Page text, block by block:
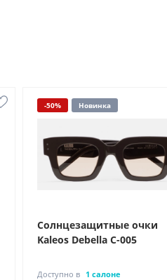
-50% Новинка
Солнцезащитные очки
Kaleos Debella C-005
Доступно в 1 салоне